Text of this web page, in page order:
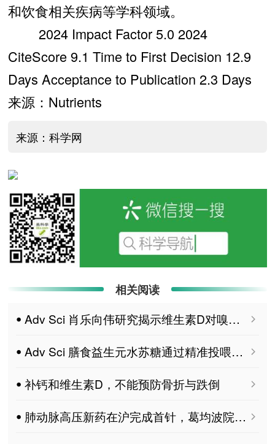
和饮食相关疾病等学科领域。
2024 Impact Factor 5.0 2024
CiteScore 9.1 Time to First Decision 12.9
Days Acceptance to Publication 2.3 Days
来源：Nutrients
来源：科学网
相关阅读
ꔷ Adv Sci 肖乐向伟研究揭示维生素D对嗅觉功能调控的关键作用及机制
ꔷ Adv Sci 膳食益生元水苏糖通过精准投喂肠道共生菌，激活“肠道菌群-维生素B1-肝脏”代谢通路，从而改善代谢相关脂肪性肝病的新机制
ꔷ 补钙和维生素D，不能预防骨折与跌倒
ꔷ 肺动脉高压新药在沪完成首针，葛均波院士：早筛早治是关键